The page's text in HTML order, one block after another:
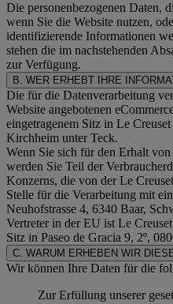
Die personenbezogenen Daten,
wenn Sie die Website nutzen,
identifizierende Informationen
stehen die im nachstehenden
zur Verfügung.
B. WER ERHEBT IHRE
Die für die Datenverarbeitung
Website angebotenen
eingetragenem Sitz in Le
Kirchheim unter Teck.
Wenn Sie sich für den Erhalt
werden Sie Teil der
Konzerns, die von der Le
Stelle für die Verarbeitung mit
Neuhofstrasse 4, 6340 Baar,
Vertreter in der EU ist Le
Sitz in Paseo de Gracia 9, 2º,
C. WARUM ERHEBEN WIR
Wir können Ihre Daten für die
Zur Erfüllung unserer